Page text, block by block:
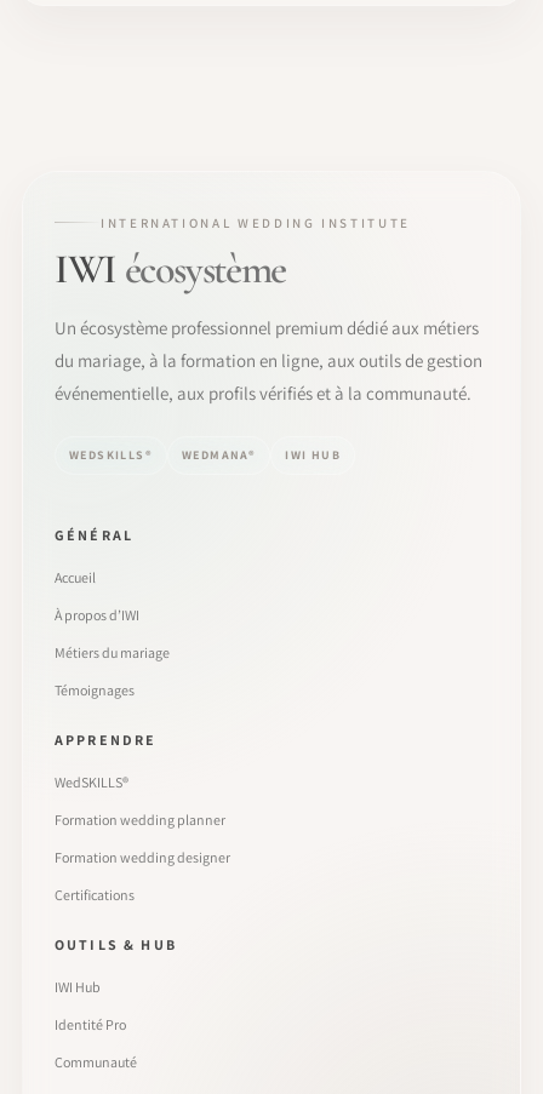
INTERNATIONAL WEDDING INSTITUTE
IWI écosystème
Un écosystème professionnel premium dédié aux métiers
du mariage, à la formation en ligne, aux outils de gestion
événementielle, aux profils vérifiés et à la communauté.
WEDSKILLS® WEDMANA® IWI HUB
GÉNÉRAL
Accueil
À propos d’IWI
Métiers du mariage
Témoignages
APPRENDRE
WedSKILLS®
Formation wedding planner
Formation wedding designer
Certifications
OUTILS & HUB
IWI Hub
Identité Pro
Communauté